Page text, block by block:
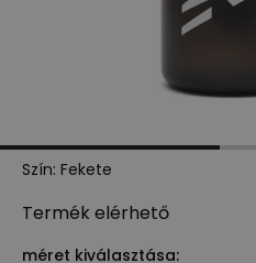
Szín: Fekete
Termék elérhető
méret kiválasztása: